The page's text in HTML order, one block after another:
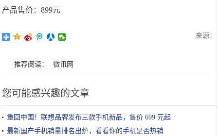
产品售价：899元
来源：
推荐阅读： 微讯网
您可能感兴趣的文章
重回中国！联想品牌发布三款手机新品，售价 699 元起
最新国产手机销量排名出炉，看看你的手机是否热销